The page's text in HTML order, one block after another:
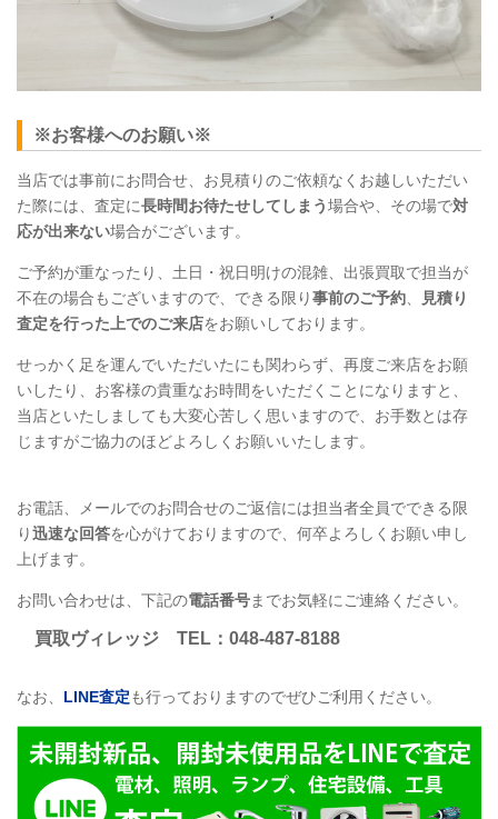
※お客様へのお願い※
当店では事前にお問合せ、お見積りのご依頼なくお越しいただい
た際には、査定に長時間お待たせしてしまう場合や、その場で対
応が出来ない場合がございます。
ご予約が重なったり、土日・祝日明けの混雑、出張買取で担当が
不在の場合もございますので、できる限り事前のご予約
見積り
査定を行った上でのご来店をお願いしております。
せっかく足を運んでいただいたにも関わらず、再度ご来店をお願
いしたり、お客様の貴重なお時間をいただくことになりますと、
当店といたしましても大変心苦しく思いますので、お手数とは存
じますがご協力のほどよろしくお願いいたします。
お電話、メールでのお問合せのご返信には担当者全員でできる限
り迅速な回答を心がけておりますので、何卒よろしくお願い申し
上げます。
お問い合わせは、下記の電話番号までお気軽にご連絡ください。
買取ヴィレッジ TEL ：048-487-8188
なお、 LINE査定も行っておりますのでぜひご利用ください。